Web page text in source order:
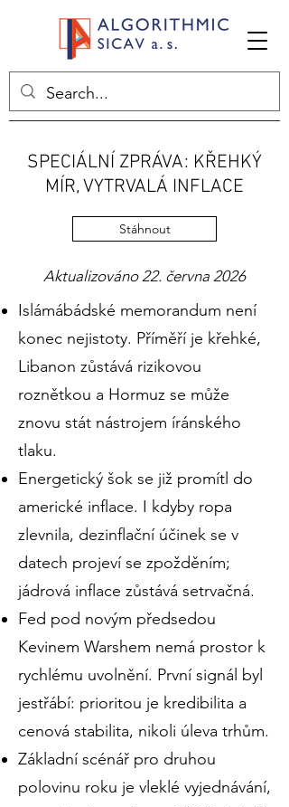
SPECIÁLNÍ ZPRÁVA: KŘEHKÝ
MÍR, VYTRVALÁ INFLACE
Stáhnout
Aktualizováno 22. června 2026
Islámábádské memorandum není
konec nejistoty. Příměří je křehké,
Libanon zůstává rizikovou
roznětkou a Hormuz se může
znovu stát nástrojem íránského
tlaku.
Energetický šok se již promítl do
americké inflace. I kdyby ropa
zlevnila, dezinflační účinek se v
datech projeví se zpožděním;
jádrová inflace zůstává setrvačná.
Fed pod novým předsedou
Kevinem Warshem nemá prostor k
rychlému uvolnění. První signál byl
jestřábí: prioritou je kredibilita a
cenová stabilita, nikoli úleva trhům.
Základní scénář pro druhou
polovinu roku je vleklé vyjednávání,